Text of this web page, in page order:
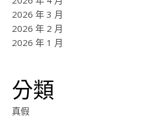
2026 年 3 月
2026 年 2 月
2026 年 1 月
分類
真假